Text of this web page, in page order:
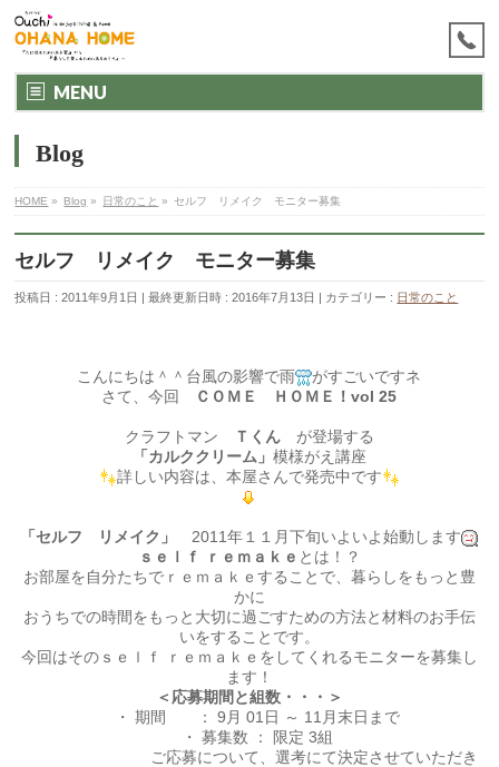
MENU
Blog
HOME » Blog » 日常のこと » セルフ リメイク モニター募集
セルフ リメイク モニター募集
投稿日 : 2011年9月1日 最終更新日時 : 2016年7月13日 カテゴリー : 日常のこと
こんにちは＾＾台風の影響で雨
がすごいですネ
さて、今回
ＣＯＭＥ ＨＯＭＥ！vol 25
クラフトマン Ｔくんが登場する
「カルククリーム」 模様がえ講座
詳しい内容は、本屋さんで発売中です
「セルフ リメイク」 2011年１１月下旬いよいよ始動します
ｓｅｌｆ ｒｅｍａｋｅ とは！？
お部屋を自分たちでｒｅｍａｋｅすることで、暮らしをもっと豊
かに
おうちでの時間をもっと大切に過ごすための方法と材料のお手伝
いをすることです。
今回はそのｓｅｌｆ ｒｅｍａｋｅをしてくれるモニターを募集し
ます！
＜応募期間と組数・・・＞
・ 期間 ： 9月 01日 ～ 11月末日まで
・ 募集数 ： 限定 3組
ご応募について、選考にて決定させていただき